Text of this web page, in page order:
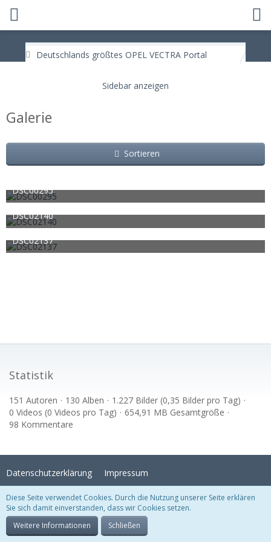
Deutschlands größtes OPEL VECTRA Portal
Galerie
Sortieren
DSC00295
Alex seiner!
20. Februar 2013
962
0 0
DSC02140
watdenn
8. Juni 2011
1.317
0 0
DSC02137
watdenn
8. Juni 2011
Statistik
151 Autoren 130 Alben
1.227 Bilder (0,35 Bilder pro Tag)
0 Videos (0 Videos pro Tag)
654,91 MB Gesamtgröße
98 Kommentare
Datenschutzerklärung Impressum
Stil:Crystal Temptation , erstellt vonKittMedia
Community-Software:
Diese Seite verwendet Cookies. Durch die Nutzung unserer Seite erklären
Sie sich damit einverstanden, dass wir Cookies setzen.
Weitere Informationen
Schließen